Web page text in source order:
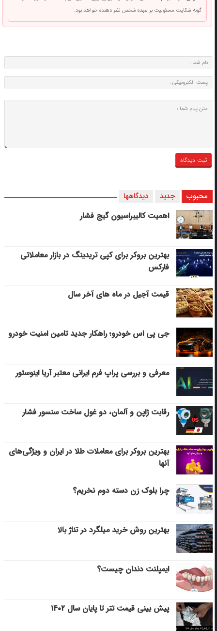
گونه شکایت مسئولیت بر عهده شخص نظر دهنده خواهد بود.
محبوب جدید دیدگاهها
اهمیت کالیبراسیون گیج فشار
بهترین بروکر برای کپی‌ تریدینگ در بازار معاملاتی
فارکس
قیمت آجیل در ماه های آخر سال
جی پی اس خودرو؛ راهکار جدید تامین امنیت خودرو
معرفی و بررسی پراپ فرم ایرانی معتبر آریا اینوستور
رقابت ژاپن و آلمان، دو غول ساخت سنسور فشار
بهترین بروکر برای معاملات طلا در ایران و ویژگی‌های
آنها
چرا بلوک زن دسته دوم نخریم؟
بهترین روش خرید میلگرد در تناژ بالا
ایمپلنت دندان چیست؟
پیش بینی قیمت تتر تا پایان سال ۱۴۰۲